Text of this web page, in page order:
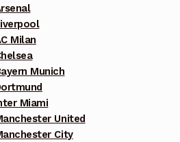
Milan
Munich
Miami
United
City